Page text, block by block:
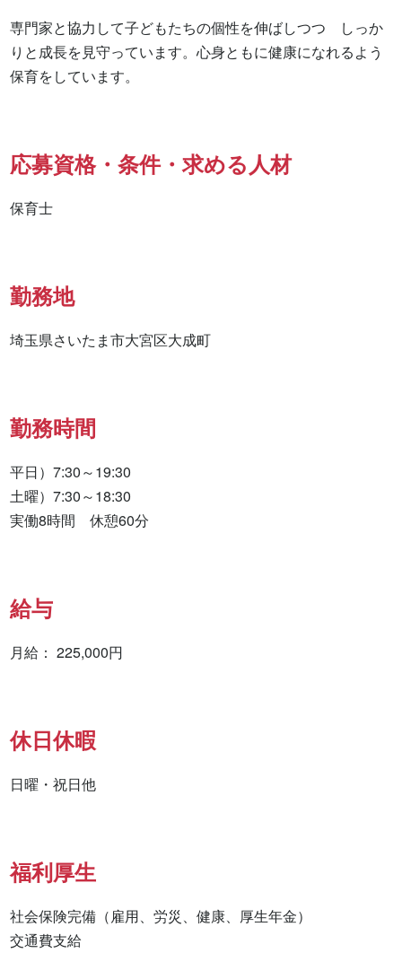
専門家と協力して子どもたちの個性を伸ばしつつ　しっか
りと成長を見守っています。心身ともに健康になれるよう
保育をしています。
応募資格・条件・求める人材
保育士
勤務地
埼玉県さいたま市大宮区大成町
勤務時間
平日）7:30～19:30
土曜）7:30～18:30
実働8時間　休憩60分
給与
月給： 225,000円
休日休暇
日曜・祝日他
福利厚生
社会保険完備（雇用、労災、健康、厚生年金）
交通費支給